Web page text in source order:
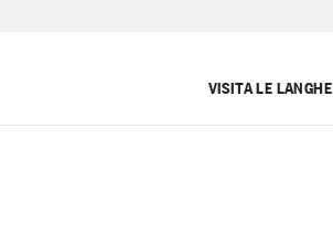
VISITA LE LANGHE